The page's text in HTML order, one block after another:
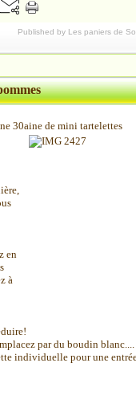
Published by Les paniers de
30aine de mini tartelettes
en
à
par du boudin blanc....
individuelle pour une